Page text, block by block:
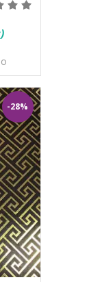
-28%